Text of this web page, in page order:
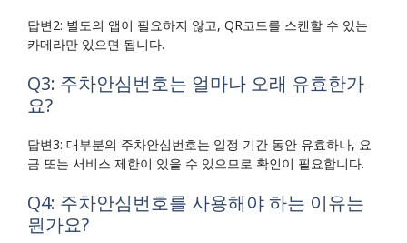
답변2: 별도의 앱이 필요하지 않고, QR코드를 스캔할 수 있는
카메라만 있으면 됩니다.
Q3: 주차안심번호는 얼마나 오래 유효한가
요?
답변3: 대부분의 주차안심번호는 일정 기간 동안 유효하나, 요
금 또는 서비스 제한이 있을 수 있으므로 확인이 필요합니다.
Q4: 주차안심번호를 사용해야 하는 이유는
뭔가요?